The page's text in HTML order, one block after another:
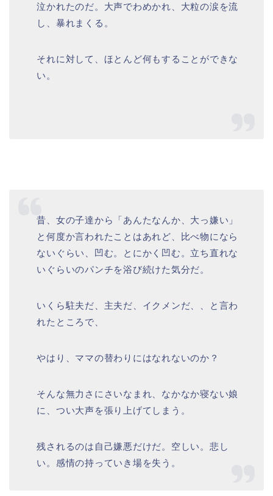
泣かれたのだ。大声でわめかれ、大粒の涙を流
し、暴れまくる。
それに対して、ほとんど何もすることができな
い。
昔、女の子達から「あんたなんか、大っ嫌い」
と何度か言われたことはあれど、比べ物になら
ないぐらい、凹む。とにかく凹む。立ち直れな
いぐらいのパンチを浴び続けた気分だ。
いくら駐夫だ、主夫だ、イクメンだ、、と言わ
れたところで、
やはり、ママの替わりにはなれないのか？
そんな無力さにさいなまれ、なかなか寝ない娘
に、つい大声を張り上げてしまう。
残されるのは自己嫌悪だけだ。空しい。悲し
い。感情の持っていき場を失う。